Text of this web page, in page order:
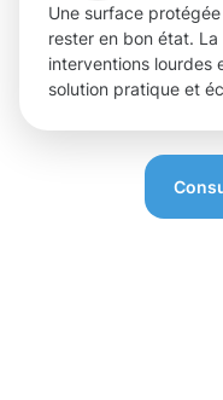
Une surface
rester en bon état.
interventions lourdes
solution pratique et